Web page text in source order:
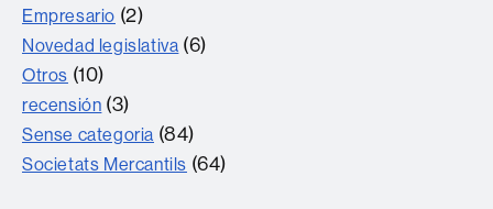
Empresario (2)
Novedad legislativa (6)
Otros (10)
recensión (3)
Sense categoria (84)
Societats Mercantils (64)